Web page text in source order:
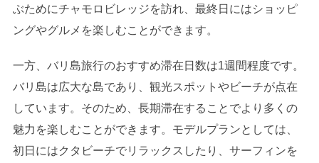
ぶためにチャモロビレッジを訪れ、最終日にはショッピ
ングやグルメを楽しむことができます。
一方、バリ島旅行のおすすめ滞在日数は1週間程度です。
バリ島は広大な島であり、観光スポットやビーチが点在
しています。そのため、長期滞在することでより多くの
魅力を楽しむことができます。モデルプランとしては、
初日にはクタビーチでリラックスしたり、サーフィンを